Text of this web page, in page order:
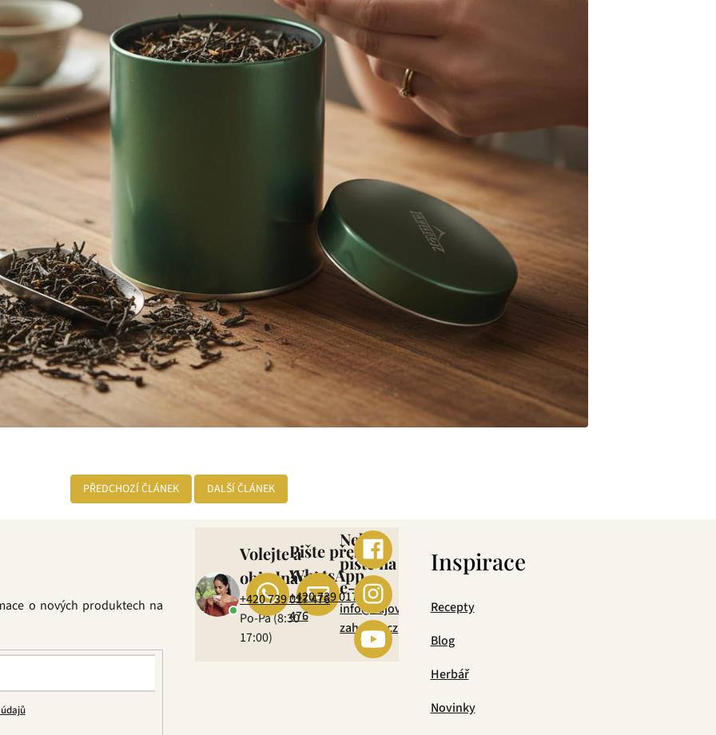
PŘEDCHOZÍ ČLÁNEK DALŠÍ ČLÁNEK
o nových produktech na
Volejte a
objednávejte
+420 739 017 476
Po-Pá (8:30 –
17:00)
Pište přes
WhatsApp
+420 739 017
476
Nebo
pište na
e-mail
info@cajova-
zahrada.cz
Inspirace
Recepty
Blog
Herbář
Novinky